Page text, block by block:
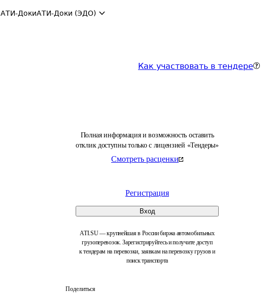
АТИ-ДокиАТИ-Доки (ЭДО)
Как участвовать в тендере
Полная информация и возможность оставить
отклик доступны только с лицензией «Тендеры»
Смотреть расценки
Регистрация
Вход
ATI.SU — крупнейшая в России биржа автомобильных
грузоперевозок. Зарегистрируйтесь и получите доступ
к тендерам на перевозки, заявкам на перевозку грузов и
поиск транспорта
Поделиться